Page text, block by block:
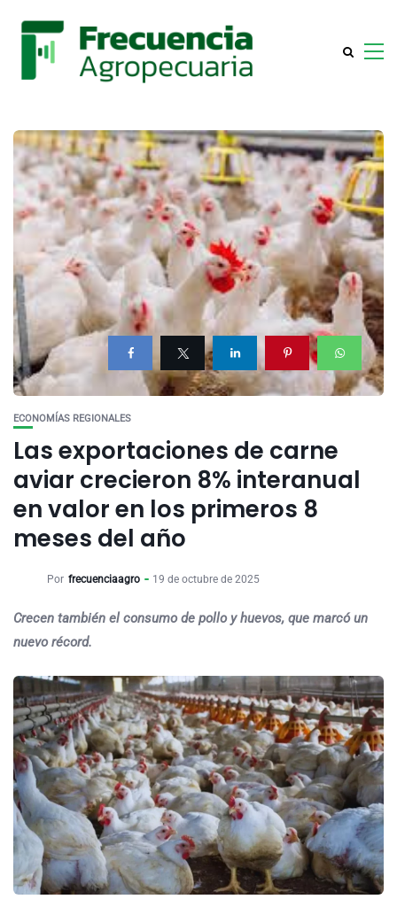
ECONOMÍAS REGIONALES
Las exportaciones de carne
aviar crecieron 8% interanual
en valor en los primeros 8
meses del año
Por frecuenciaagro 19 de octubre de 2025
Crecen también el consumo de pollo y huevos, que marcó un
nuevo récord.